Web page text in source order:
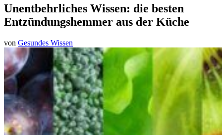
Unentbehrliches Wissen: die besten
Entzündungshemmer aus der Küche
von Gesundes Wissen